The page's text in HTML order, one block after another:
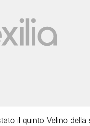
il quinto Velino della